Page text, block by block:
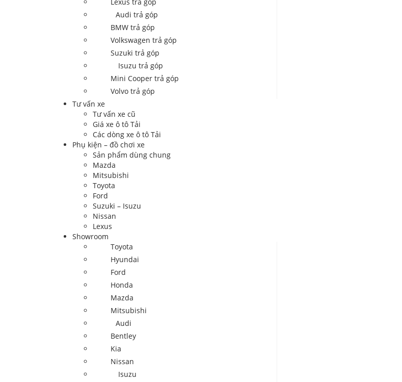
Audi trả góp
BMW trả góp
Volkswagen trả góp
Suzuki trả góp
Isuzu trả góp
Mini Cooper trả góp
Volvo trả góp
Tư vấn xe
Tư vấn xe cũ
Giá xe ô tô Tải
Các dòng xe ô tô Tải
Phụ kiện – đồ chơi xe
Sản phẩm dùng chung
Mazda
Mitsubishi
Toyota
Ford
Suzuki – Isuzu
Nissan
Lexus
Showroom
Toyota
Hyundai
Ford
Honda
Mazda
Mitsubishi
Audi
Bentley
Kia
Nissan
Isuzu